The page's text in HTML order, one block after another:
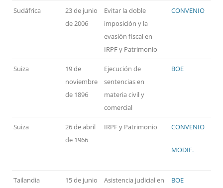
Sudáfrica
23 de junio
de 2006
Evitar la doble
imposición y la
evasión fiscal en
IRPF y Patrimonio
CONVENIO
Suiza
19 de
noviembre
de 1896
Ejecución de
sentencias en
materia civil y
comercial
BOE
Suiza
26 de abril
de 1966
IRPF y Patrimonio CONVENIO
MODIF.
Tailandia
15 de junio
Asistencia judicial en
BOE